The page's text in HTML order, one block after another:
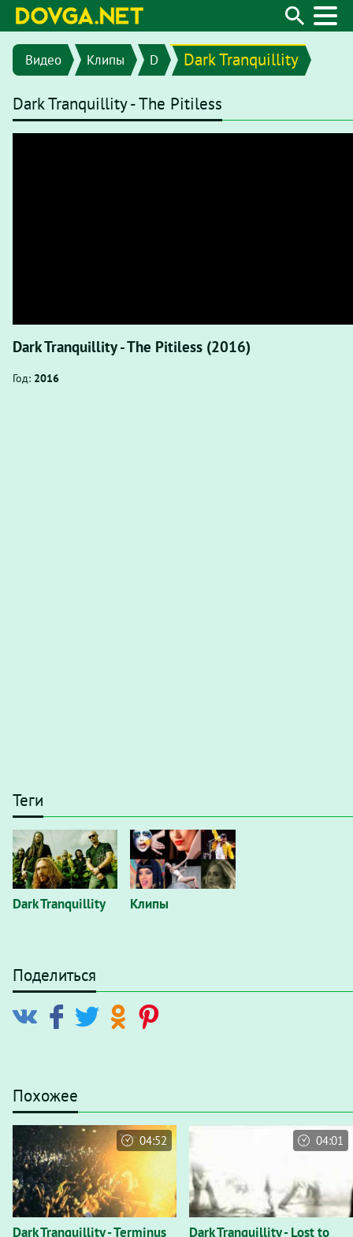
Видео Клипы D Dark Tranquillity
Dark Tranquillity - The Pitiless
Dark Tranquillity - The Pitiless (2016)
Год: 2016
Теги
Dark Tranquillity Клипы
Поделиться
Похожее
Dark Tranquillity - Terminus
04:52
Dark Tranquillity - Lost to
04:01